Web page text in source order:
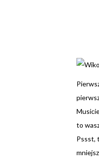
to
Pssst,